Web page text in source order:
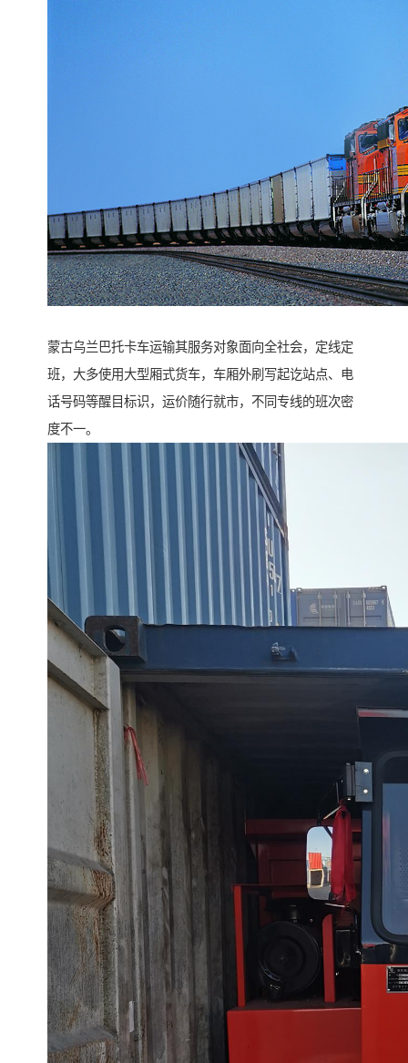
蒙古乌兰巴托卡车运输其服务对象面向全社会，定线定
班，大多使用大型厢式货车，车厢外刷写起讫站点、电
话号码等醒目标识，运价随行就市，不同专线的班次密
度不一。